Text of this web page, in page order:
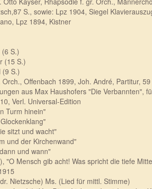
S., sowie: Lpz 1904, Siegel
Lpz 1894, Kistner
S.)
(15 S.)
(9 S.)
Offenbach 1899, Joh. André, Partitur, 59
aus Max Haushofers "Die Verbannten",
Verl. Universal-Edition
Turm hinein"
sitzt und wacht"
und der Kirchenwand"
und wann"
"O Mensch gib acht! Was spricht die tiefe
Nietzsche) Ms. (Lied für mittl. Stimme)